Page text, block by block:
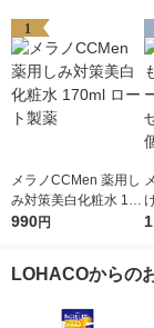
1
メラノCCMen 薬用し
み対策美白化粧水 170
ml ロート製薬
990円
LOHACOからの